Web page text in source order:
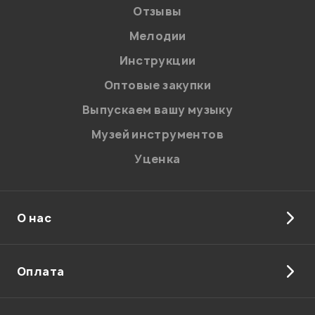
Отзывы
Мелодии
Инструкции
Оптовые закупки
Выпускаем вашу музыку
Музей инструментов
Уценка
О нас
Оплата